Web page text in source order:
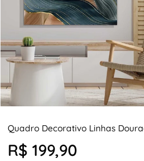
Quadro Decorativo Linhas
R$ 199,90